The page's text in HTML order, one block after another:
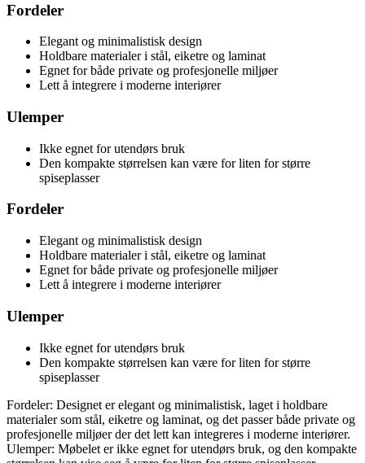
Fordeler
Elegant og minimalistisk design
Holdbare materialer i stål, eiketre og laminat
Egnet for både private og profesjonelle miljøer
Lett å integrere i moderne interiører
Ulemper
Ikke egnet for utendørs bruk
Den kompakte størrelsen kan være for liten for større
spiseplasser
Fordeler
Elegant og minimalistisk design
Holdbare materialer i stål, eiketre og laminat
Egnet for både private og profesjonelle miljøer
Lett å integrere i moderne interiører
Ulemper
Ikke egnet for utendørs bruk
Den kompakte størrelsen kan være for liten for større
spiseplasser
Fordeler: Designet er elegant og minimalistisk, laget i holdbare
materialer som stål, eiketre og laminat, og det passer både private og
profesjonelle miljøer der det lett kan integreres i moderne interiører.
Ulemper: Møbelet er ikke egnet for utendørs bruk, og den kompakte